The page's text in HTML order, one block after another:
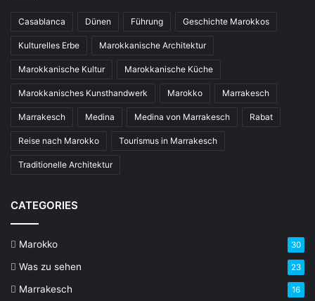
Casablanca Dünen Führung Geschichte Marokkos
Kulturelles Erbe Marokkanische Architektur
Marokkanische Kultur Marokkanische Küche
Marokkanisches Kunsthandwerk Marokko Marrakesch
Marrakesch Medina Medina von Marrakesch Rabat
Reise nach Marokko Tourismus in Marrakesch
Traditionelle Architektur
CATEGORIES
Marokko 30
Was zu sehen 23
Marrakesch 16